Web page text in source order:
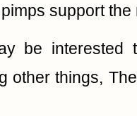
support the
be
other things,